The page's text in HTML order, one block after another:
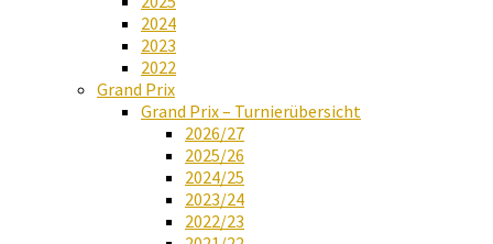
2024
2023
2022
Grand Prix
Grand Prix – Turnierübersicht
2026/27
2025/26
2024/25
2023/24
2022/23